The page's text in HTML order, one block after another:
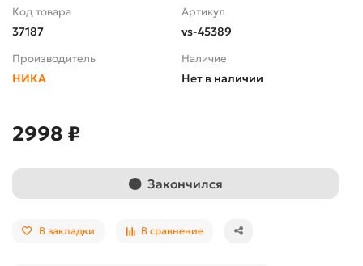
Код товара
37187
Артикул
vs-45389
Производитель
НИКА
Наличие
Нет в наличии
2998 ₽
Закончился
В закладки В сравнение